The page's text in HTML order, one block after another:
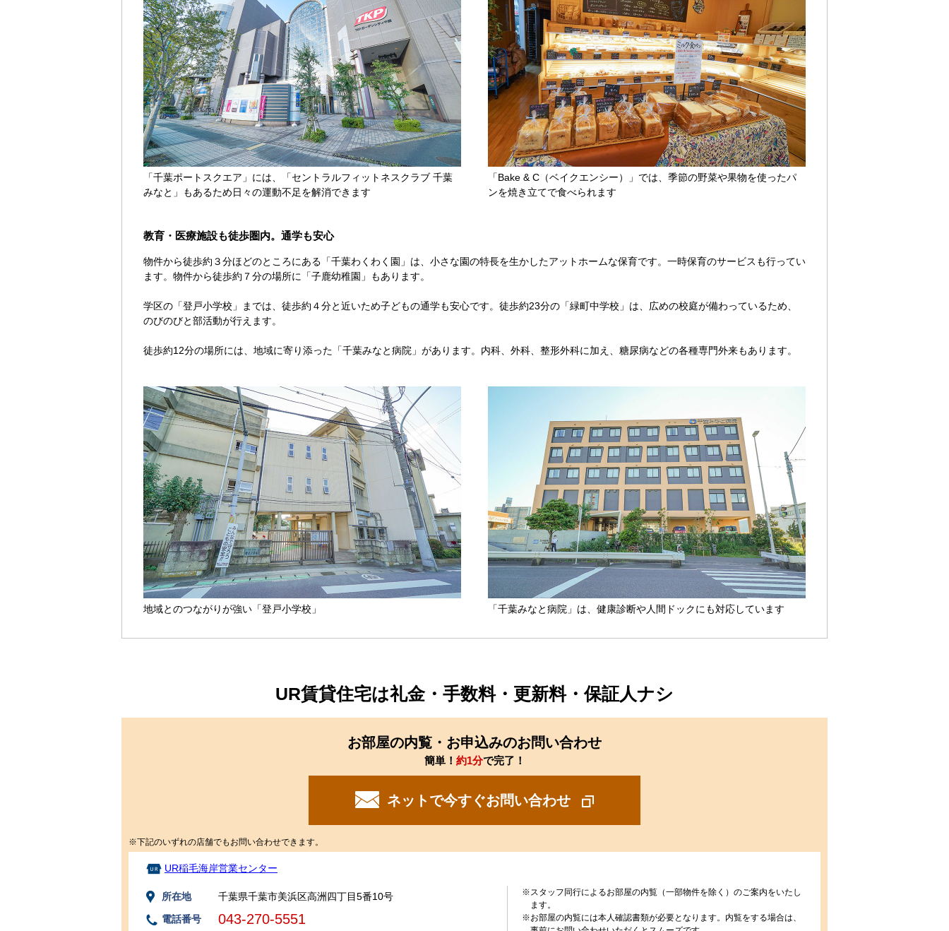
「千葉ポートスクエア」には、「セントラルフィットネスクラブ 千葉
みなと」もあるため日々の運動不足を解消できます
「Bake & C（ベイクエンシー）」では、季節の野菜や果物を使ったパ
ンを焼き立てで食べられます
教育・医療施設も徒歩圏内。通学も安心
物件から徒歩約３分ほどのところにある「千葉わくわく園」は、小さな園の特長を生かしたアットホームな保育です。一時保育のサービスも行ってい
ます。物件から徒歩約７分の場所に「子鹿幼稚園」もあります。
学区の「登戸小学校」までは、徒歩約４分と近いため子どもの通学も安心です。徒歩約23分の「緑町中学校」は、広めの校庭が備わっているため、
のびのびと部活動が行えます。
徒歩約12分の場所には、地域に寄り添った「千葉みなと病院」があります。内科、外科、整形外科に加え、糖尿病などの各種専門外来もあります。
地域とのつながりが強い「登戸小学校」 「千葉みなと病院」は、健康診断や人間ドックにも対応しています
UR賃貸住宅は礼金・手数料・更新料・保証人ナシ
お部屋の内覧・お申込みのお問い合わせ
簡単！ 約1分で完了！
ネットで今すぐお問い合わせ
※下記のいずれの店舗でもお問い合わせできます。
UR稲毛海岸営業センター
所在地
千葉県千葉市美浜区高洲四丁目5番10号
電話番号
043-270-5551
※スタッフ同行によるお部屋の内覧（一部物件を除く）のご案内をいたし
ます。
※お部屋の内覧には本人確認書類が必要となります。内覧をする場合は、